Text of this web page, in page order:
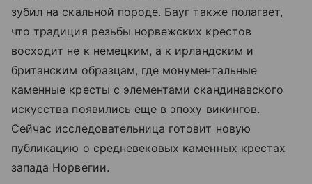
зубил на скальной породе. Бауг также полагает,
что традиция резьбы норвежских крестов
восходит не к немецким, а к ирландским и
британским образцам, где монументальные
каменные кресты с элементами скандинавского
искусства появились еще в эпоху викингов.
Сейчас исследовательница готовит новую
публикацию о средневековых каменных крестах
запада Норвегии.